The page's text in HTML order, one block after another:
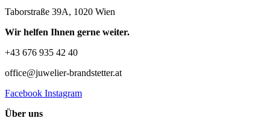
Taborstraße 39A, 1020 Wien
Wir helfen Ihnen gerne weiter.
+43 676 935 42 40
office@juwelier-brandstetter.at
Facebook Instagram
Über uns